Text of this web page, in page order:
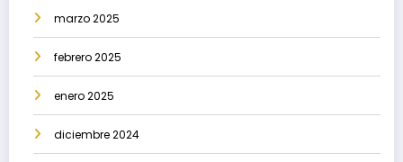
marzo 2025
febrero 2025
enero 2025
diciembre 2024